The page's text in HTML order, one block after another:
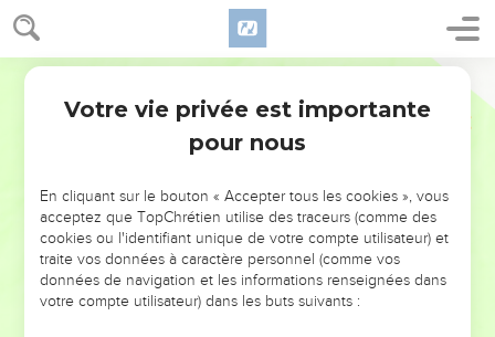
NE MANQUEZ PAS L’ÉVÉNEMENT
DE L’ANNÉE !
ET SI LEURS ERREURS POUVAIENT VOUS ÉVITER LES
VOTRES ?
Votre vie privée est importante
pour nous
En cliquant sur le bouton « Accepter tous les cookies », vous
acceptez que TopChrétien utilise des traceurs (comme des
cookies ou l'identifiant unique de votre compte utilisateur) et
traite vos données à caractère personnel (comme vos
données de navigation et les informations renseignées dans
votre compte utilisateur) dans les buts suivants :